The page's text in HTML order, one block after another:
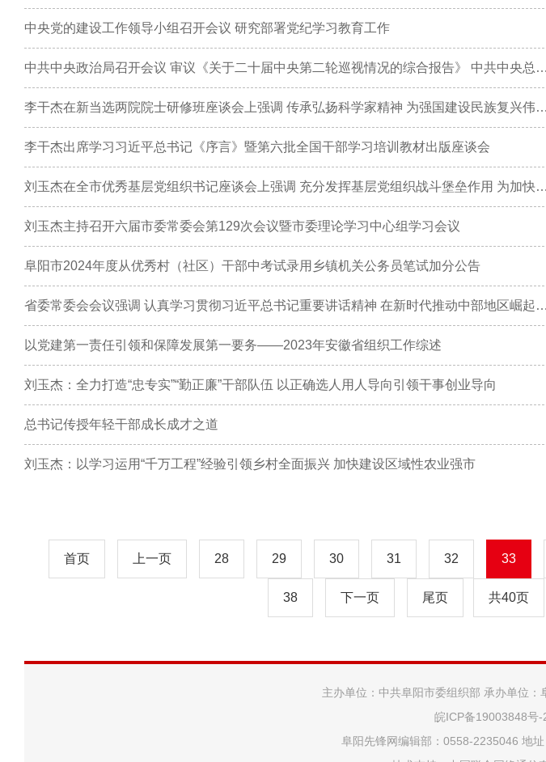
中央党的建设工作领导小组召开会议 研究部署党纪学习教育工作
中共中央政治局召开会议 审议《关于二十届中央第二轮巡视情况的综合报告》 中共中央总书记习近平主持会议
李干杰在新当选两院院士研修班座谈会上强调 传承弘扬科学家精神 为强国建设民族复兴伟业再立新功
李干杰出席学习习近平总书记《序言》暨第六批全国干部学习培训教材出版座谈会
刘玉杰在全市优秀基层党组织书记座谈会上强调 充分发挥基层党组织战斗堡垒作用 为加快推进乡村全面振兴提供坚强组织保障
刘玉杰主持召开六届市委常委会第129次会议暨市委理论学习中心组学习会议
阜阳市2024年度从优秀村（社区）干部中考试录用乡镇机关公务员笔试加分公告
省委常委会会议强调 认真学习贯彻习近平总书记重要讲话精神 在新时代推动中部地区崛起中展现安徽作为
以党建第一责任引领和保障发展第一要务——2023年安徽省组织工作综述
刘玉杰：全力打造“忠专实”“勤正廉”干部队伍 以正确选人用人导向引领干事创业导向
总书记传授年轻干部成长成才之道
刘玉杰：以学习运用“千万工程”经验引领乡村全面振兴 加快建设区域性农业强市
首页 上一页 28 29 30 31 32 33
38 下一页 尾页 共40页
主办单位：中共阜阳市委组织部 承办单位
皖ICP备19003848号-
阜阳先锋网编辑部：0558-2235046 地